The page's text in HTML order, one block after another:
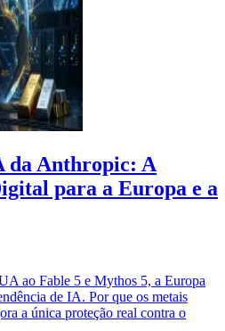
da Anthropic: A
para a Europa e a
ao Fable 5 e Mythos 5, a Europa
de IA. Por que os metais
a única proteção real contra o